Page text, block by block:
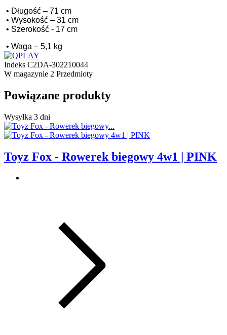
• Długość – 71 cm
• Wysokość – 31 cm
• Szerokość - 17 cm
• Waga – 5,1 kg
Indeks C2DA-302210044
W magazynie 2 Przedmioty
Powiązane produkty
Wysyłka 3 dni
Toyz Fox - Rowerek biegowy 4w1 | PINK